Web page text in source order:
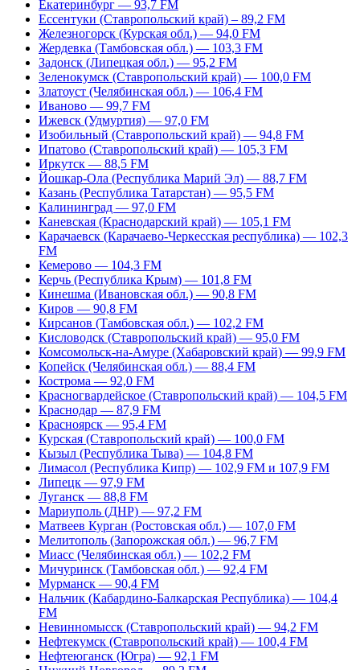
Екатеринбург — 93,7 FM
Ессентуки (Ставропольский край) – 89,2 FM
Железногорск (Курская обл.) — 94,0 FM
Жердевка (Тамбовская обл.) — 103,3 FM
Задонск (Липецкая обл.) — 95,2 FM
Зеленокумск (Ставропольский край) — 100,0 FM
Златоуст (Челябинская обл.) — 106,4 FM
Иваново — 99,7 FM
Ижевск (Удмуртия) — 97,0 FM
Изобильный (Ставропольский край) — 94,8 FM
Ипатово (Ставропольский край) — 105,3 FM
Иркутск — 88,5 FM
Йошкар-Ола (Республика Марий Эл) — 88,7 FM
Казань (Республика Татарстан) — 95,5 FM
Калининград — 97,0 FM
Каневская (Краснодарский край) — 105,1 FM
Карачаевск (Карачаево-Черкесская республика) — 102,3
FM
Кемерово — 104,3 FM
Керчь (Республика Крым) — 101,8 FM
Кинешма (Ивановская обл.) — 90,8 FM
Киров — 90,8 FM
Кирсанов (Тамбовская обл.) — 102,2 FM
Кисловодск (Ставропольский край) — 95,0 FM
Комсомольск-на-Амуре (Хабаровский край) — 99,9 FM
Копейск (Челябинская обл.) — 88,4 FM
Кострома — 92,0 FM
Красногвардейское (Ставропольский край) — 104,5 FM
Краснодар — 87,9 FM
Красноярск — 95,4 FM
Курская (Ставропольский край) — 100,0 FM
Кызыл (Республика Тыва) — 104,8 FM
Лимасол (Республика Кипр) — 102,9 FM и 107,9 FM
Липецк — 97,9 FM
Луганск — 88,8 FM
Мариуполь (ДНР) — 97,2 FM
Матвеев Курган (Ростовская обл.) — 107,0 FM
Мелитополь (Запорожская обл.) — 96,7 FM
Миасс (Челябинская обл.) — 102,2 FM
Мичуринск (Тамбовская обл.) — 92,4 FM
Мурманск — 90,4 FM
Нальчик (Кабардино-Балкарская Республика) — 104,4
FM
Невинномысск (Ставропольский край) — 94,2 FM
Нефтекумск (Ставропольский край) — 100,4 FM
Нефтеюганск (Югра) — 92,1 FM